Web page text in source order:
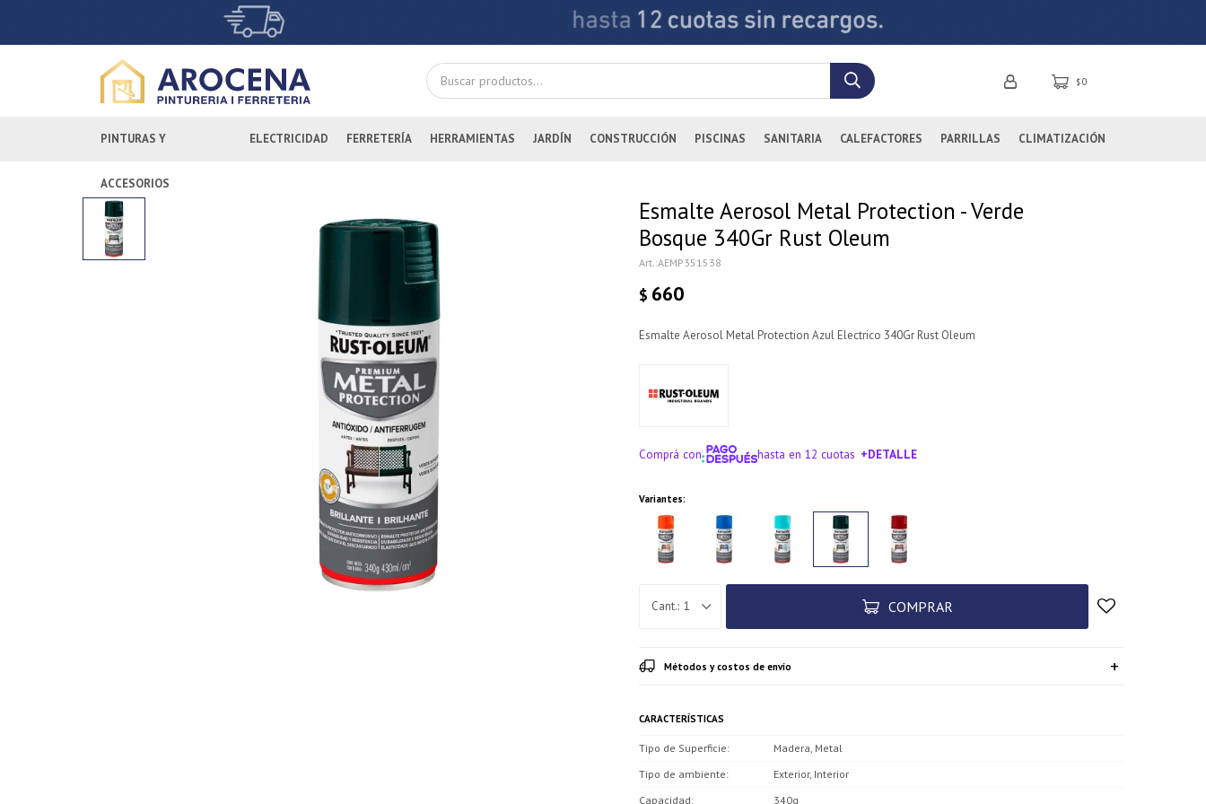
PINTURAS Y
ACCESORIOS
ELECTRICIDAD FERRETERÍA HERRAMIENTAS JARDÍN CONSTRUCCIÓN PISCINAS SANITARIA CALEFACTORES PARRILLAS CLIMATIZACIÓN
$0
Esmalte Aerosol Metal Protection - Verde
Bosque 340Gr Rust Oleum
AEMP351538
$ 660
Esmalte Aerosol Metal Protection Azul Electrico 340Gr Rust Oleum
Comprá con hasta en 12 cuotas +DETALLE
Variantes:
1 COMPRAR
Métodos y costos de envío
CARACTERÍSTICAS
Tipo de Superficie
Madera, Metal
Tipo de ambiente
Exterior, Interior
Capacidad
340g